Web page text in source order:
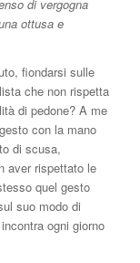
di vergogna
ottusa e
fiondarsi sulle
che non rispetta
di pedone? A me
con la mano
di scusa,
aver rispettato le
quel gesto
suo modo di
ogni giorno